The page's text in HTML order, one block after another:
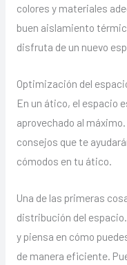
colores y materiales
buen aislamiento
disfruta de un nuevo
Optimización del
En un ático, el espacio
aprovechado al
consejos que te
cómodos en tu ático.
Una de las primeras
distribución del
y piensa en cómo
de manera eficiente.